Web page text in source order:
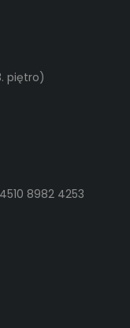
piętro)
8982 4253